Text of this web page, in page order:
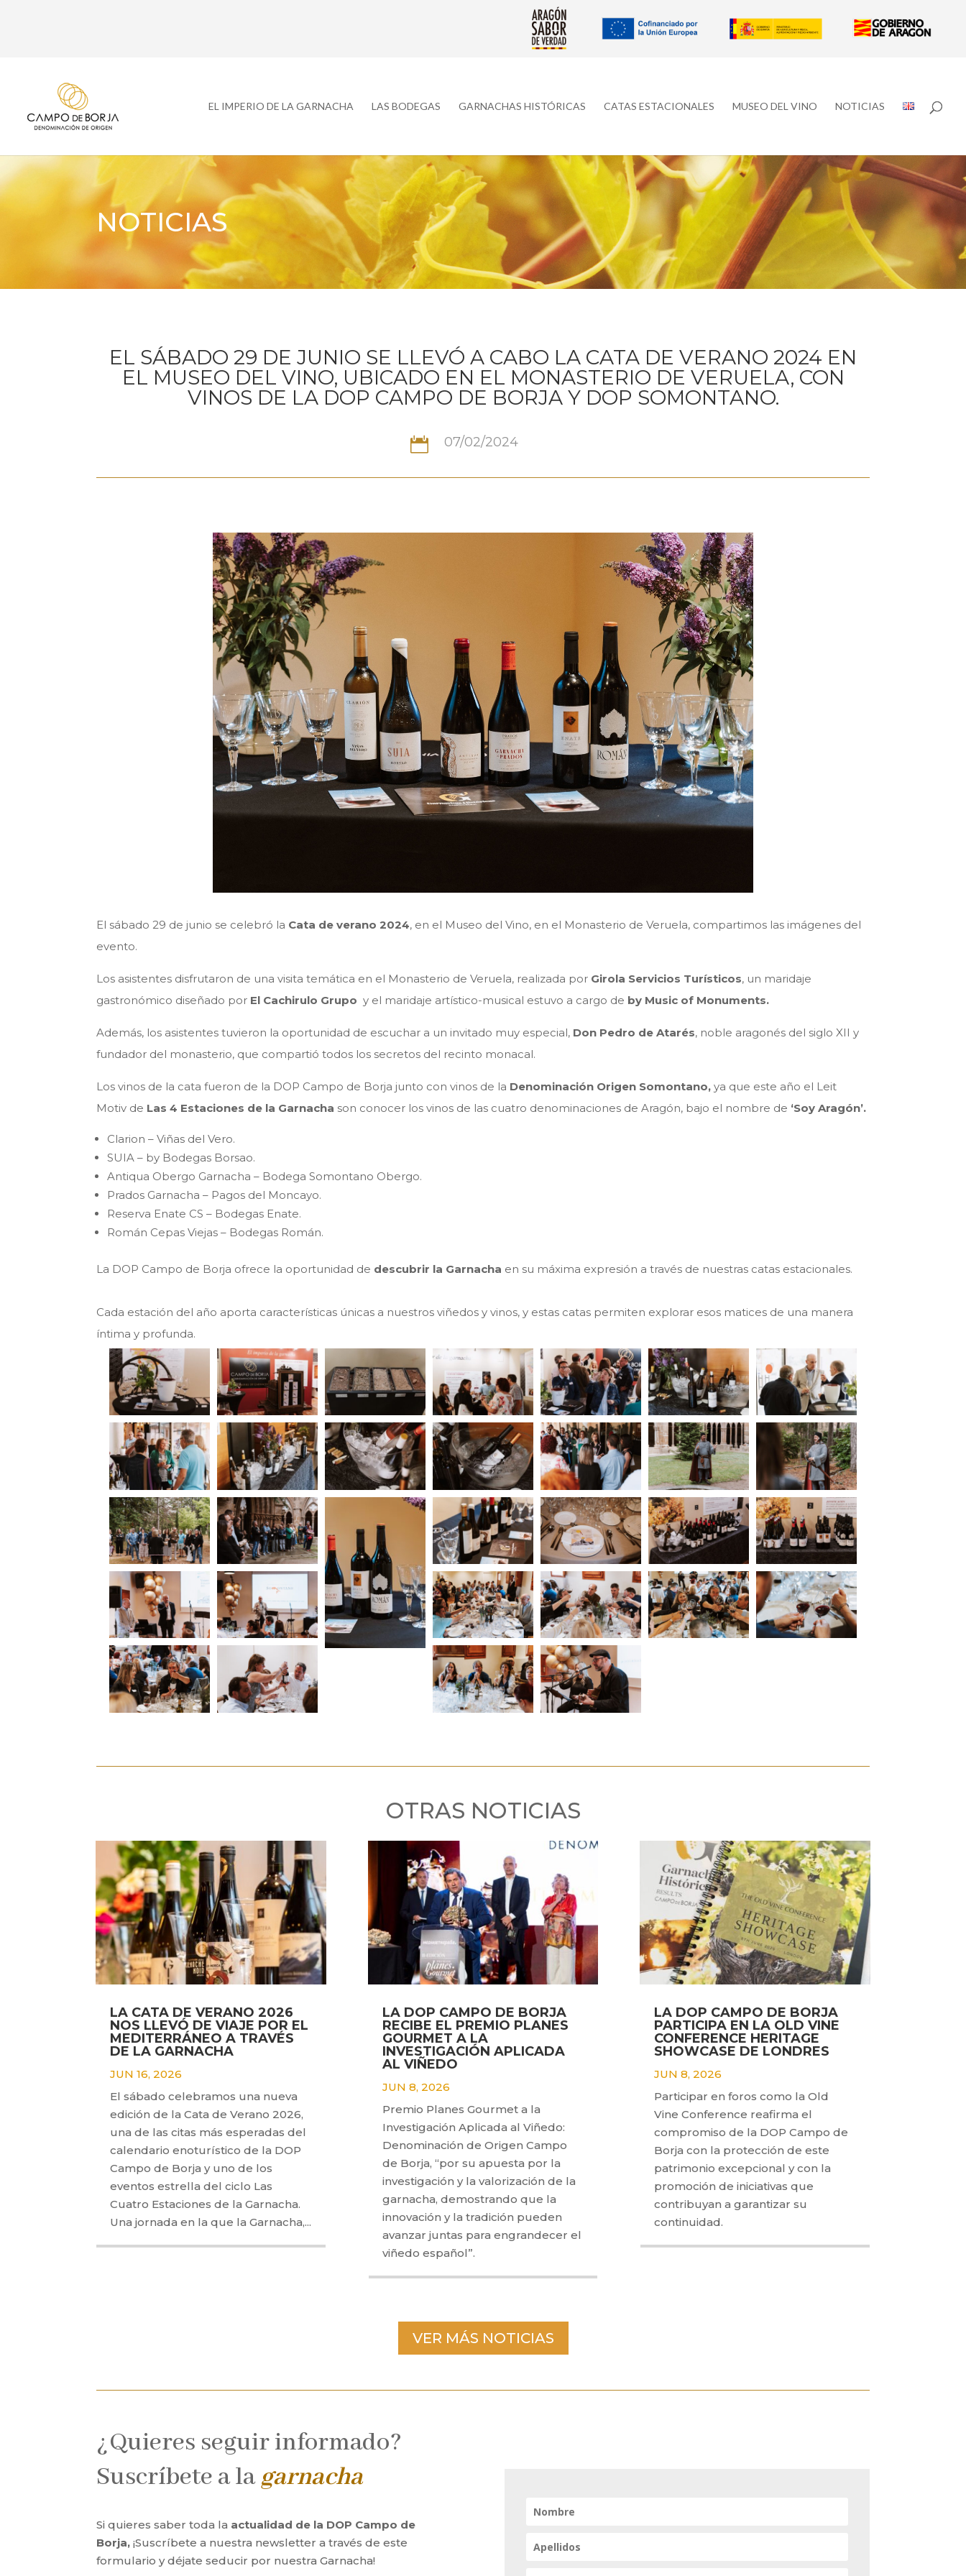
EL IMPERIO DE LA GARNACHA LAS BODEGAS GARNACHAS HISTÓRICAS CATAS ESTACIONALES MUSEO DEL VINO NOTICIAS
NOTICIAS
EL SÁBADO 29 DE JUNIO SE LLEVÓ A CABO LA CATA DE VERANO 2024 EN
EL MUSEO DEL VINO, UBICADO EN EL MONASTERIO DE VERUELA, CON
VINOS DE LA DOP CAMPO DE BORJA Y DOP SOMONTANO.
 07/02/2024
El sábado 29 de junio se celebró la Cata de verano 2024, en el Museo del Vino, en el Monasterio de Veruela, compartimos las imágenes del
evento.
Los asistentes disfrutaron de una visita temática en el Monasterio de Veruela, realizada por Girola Servicios Turísticos, un maridaje
gastronómico diseñado por El Cachirulo Grupo y el maridaje artístico-musical estuvo a cargo de by Music of Monuments.
Además, los asistentes tuvieron la oportunidad de escuchar a un invitado muy especial, Don Pedro de Atarés, noble aragonés del siglo XII y
fundador del monasterio, que compartió todos los secretos del recinto monacal.
Los vinos de la cata fueron de la DOP Campo de Borja junto con vinos de la Denominación Origen Somontano,ya que este año el Leit
Motiv de Las 4 Estaciones de la Garnacha son conocer los vinos de las cuatro denominaciones de Aragón, bajo el nombre de ‘Soy Aragón’.
Clarion – Viñas del Vero.
SUIA – by Bodegas Borsao.
Antiqua Obergo Garnacha – Bodega Somontano Obergo.
Prados Garnacha – Pagos del Moncayo.
Reserva Enate CS – Bodegas Enate.
Román Cepas Viejas – Bodegas Román.
La DOP Campo de Borja ofrece la oportunidad de descubrir la Garnacha en su máxima expresión a través de nuestras catas estacionales.
Cada estación del año aporta características únicas a nuestros viñedos y vinos, y estas catas permiten explorar esos matices de una manera
íntima y profunda.
OTRAS NOTICIAS
LA CATA DE VERANO 2026
NOS LLEVÓ DE VIAJE POR EL
MEDITERRÁNEO A TRAVÉS
DE LA GARNACHA
JUN 16, 2026
El sábado celebramos una nueva
edición de la Cata de Verano 2026,
una de las citas más esperadas del
calendario enoturístico de la DOP
Campo de Borja y uno de los
eventos estrella del ciclo Las
Cuatro Estaciones de la Garnacha.
Una jornada en la que la Garnacha,...
LA DOP CAMPO DE BORJA
RECIBE EL PREMIO PLANES
GOURMET A LA
INVESTIGACIÓN APLICADA
AL VIÑEDO
JUN 8, 2026
Premio Planes Gourmet a la
Investigación Aplicada al Viñedo:
Denominación de Origen Campo
de Borja, “por su apuesta por la
investigación y la valorización de la
garnacha, demostrando que la
innovación y la tradición pueden
avanzar juntas para engrandecer el
viñedo español”.
LA DOP CAMPO DE BORJA
PARTICIPA EN LA OLD VINE
CONFERENCE HERITAGE
SHOWCASE DE LONDRES
JUN 8, 2026
Participar en foros como la Old
Vine Conference reafirma el
compromiso de la DOP Campo de
Borja con la protección de este
patrimonio excepcional y con la
promoción de iniciativas que
contribuyan a garantizar su
continuidad.
VER MÁS NOTICIAS
¿Quieres seguir informado?
Suscríbete a lagarnacha
Si quieres saber toda la actualidad de la DOP Campo de
Borja, ¡Suscríbete a nuestra newsletter a través de este
formulario y déjate seducir por nuestra Garnacha!